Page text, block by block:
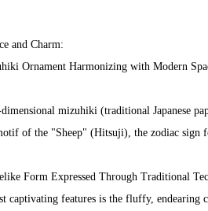
and Charm:
Ornament Harmonizing with Modern
mizuhiki (traditional Japanese
of the "Sheep" (Hitsuji), the zodiac sign
Form Expressed Through Traditional
captivating features is the fluffy, endearing